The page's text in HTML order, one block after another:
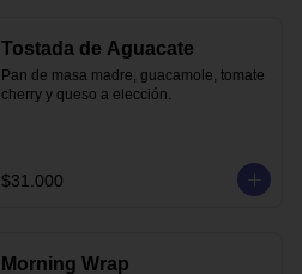
Tostada de Aguacate
Pan de masa madre, guacamole, tomate
cherry y queso a elección.
$31.000
Morning Wrap